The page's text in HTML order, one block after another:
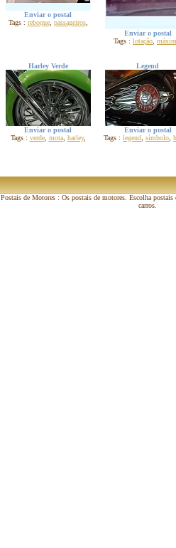
Enviar o postal
Tags : reboque, passageiros,
Enviar o postal
Tags : lotação
Harley Verde
Enviar o postal
Tags : verde, mota, harley,
Legend
Enviar o postal
Tags : legend símbolo
Postais de Motores : Os postais de motores. Escolha postais
carros.